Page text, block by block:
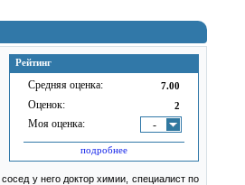
Рейтинг
Средняя оценка: 7.00
Оценок: 2
Моя оценка: -
подробнее
у него доктор химии, специалист по